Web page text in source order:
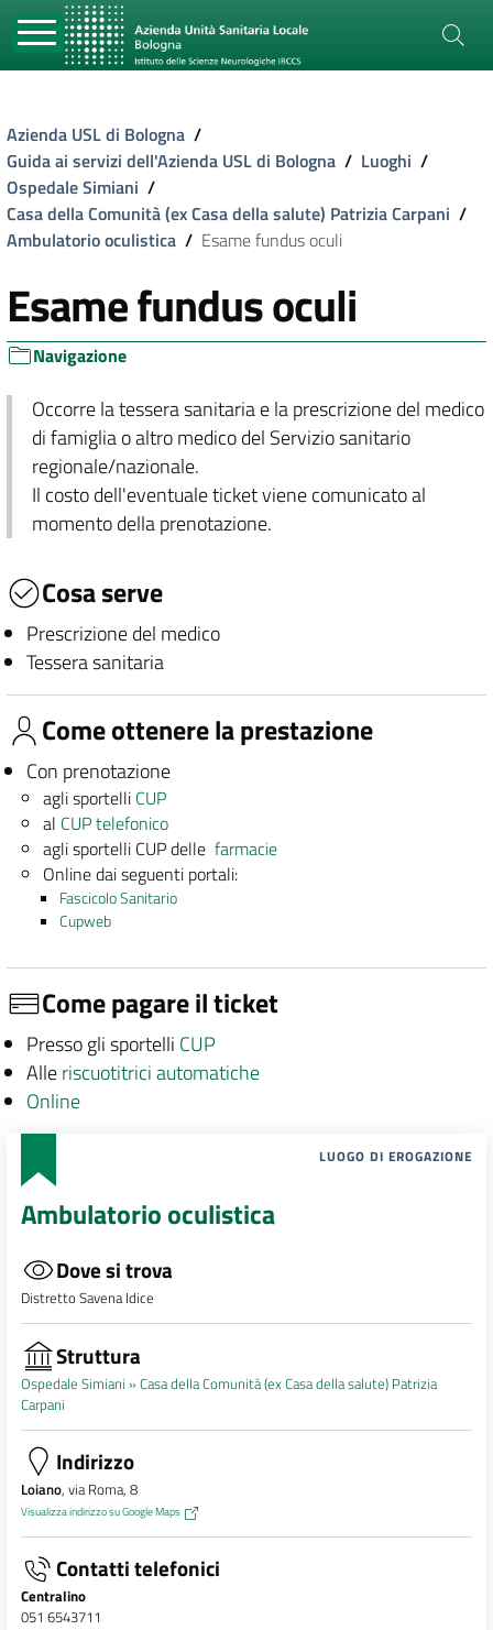
Azienda USL di Bologna /
Guida ai servizi dell'Azienda USL di Bologna / Luoghi /
Ospedale Simiani /
Casa della Comunità (ex Casa della salute) Patrizia Carpani /
Ambulatorio oculistica / Esame fundus oculi
Esame fundus oculi
Navigazione
Occorre la tessera sanitaria e la prescrizione del medico
di famiglia o altro medico del Servizio sanitario
regionale/nazionale.
Il costo dell'eventuale ticket viene comunicato al
momento della prenotazione.
Cosa serve
Prescrizione del medico
Tessera sanitaria
Come ottenere la prestazione
Con prenotazione
agli sportelli CUP
al CUP telefonico
agli sportelli CUP dellefarmacie
Online dai seguenti portali:
Fascicolo Sanitario
Cupweb
Come pagare il ticket
Presso gli sportelli CUP
Alleriscuotitrici automatiche
Online
LUOGO DI EROGAZIONE
Ambulatorio oculistica
Dove si trova
Distretto Savena Idice
Struttura
Ospedale Simiani »Casa della Comunità (ex Casa della salute) Patrizia
Carpani
Indirizzo
Loiano, via Roma, 8
Visualizza indirizzo su Google Maps
Contatti telefonici
Centralino
051 6543711